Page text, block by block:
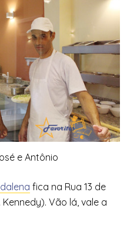
e Antônio
fica na Rua 13 de
Vão lá, vale a